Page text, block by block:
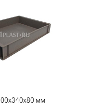
Под заказ
мм